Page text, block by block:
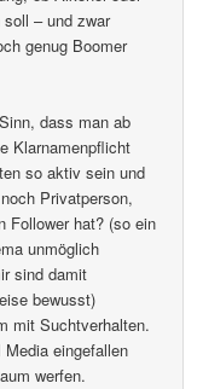
– und zwar
genug Boomer
dass man ab
Klarnamenpflicht
so aktiv sein und
Privatperson,
Follower hat? (so ein
unmöglich
sind damit
bewusst)
mit Suchtverhalten.
eingefallen
werfen.